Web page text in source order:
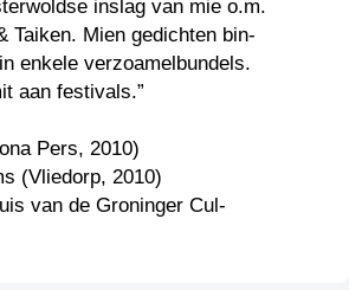
inslag van mie o.m.
Taiken. Mien gedichten bin-
enkele verzoamelbundels.
aan festivals.”
Pers, 2010)
(Vliedorp, 2010)
van de Groninger Cul-